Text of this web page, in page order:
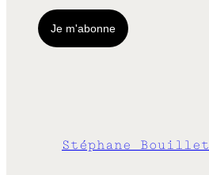
Stéphane Bouillet